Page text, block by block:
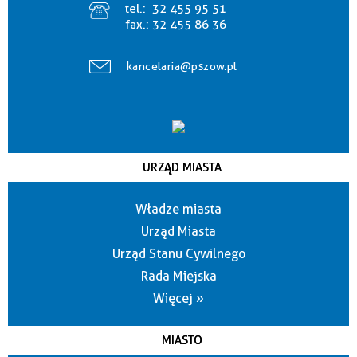
tel.: 32 455 95 51
fax.: 32 455 86 36
kancelaria@pszow.pl
URZĄD MIASTA
Władze miasta
Urząd Miasta
Urząd Stanu Cywilnego
Rada Miejska
Więcej »
MIASTO